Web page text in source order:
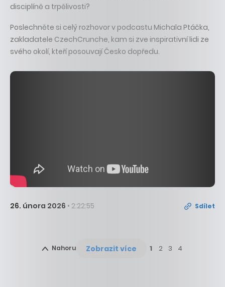
disciplíně a trpělivosti?
Poslechněte si celý rozhovor v podcastu Michala Ptáčka,
zakladatele CzechCrunche, kam si zve inspirativní lidi ze
svého okolí, kteří posouvají Česko dopředu.
26. února 2026 • 2:22:55 Sdílet
Nahoru Zobrazit více 1 2 3 4